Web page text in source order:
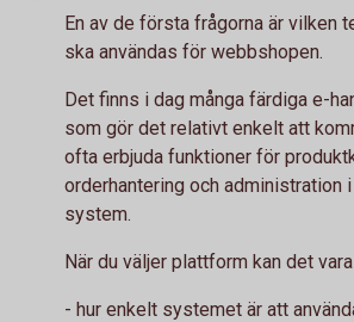
En av de första frågorna är vilken
ska användas för webbshopen.
Det finns i dag många färdiga e-
som gör det relativt enkelt att
ofta erbjuda funktioner för
orderhantering och administration
system.
När du väljer plattform kan det
- hur enkelt systemet är att